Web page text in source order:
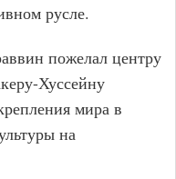
русле.
пожелал центру
Хуссейну
мира в
на